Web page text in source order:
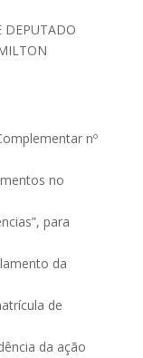
DEPUTADO
nº
no
para
da
de
da ação